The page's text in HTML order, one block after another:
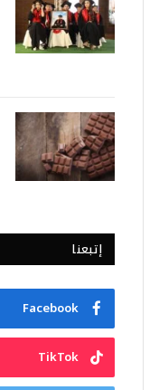
إتبعنا
Facebook
TikTok